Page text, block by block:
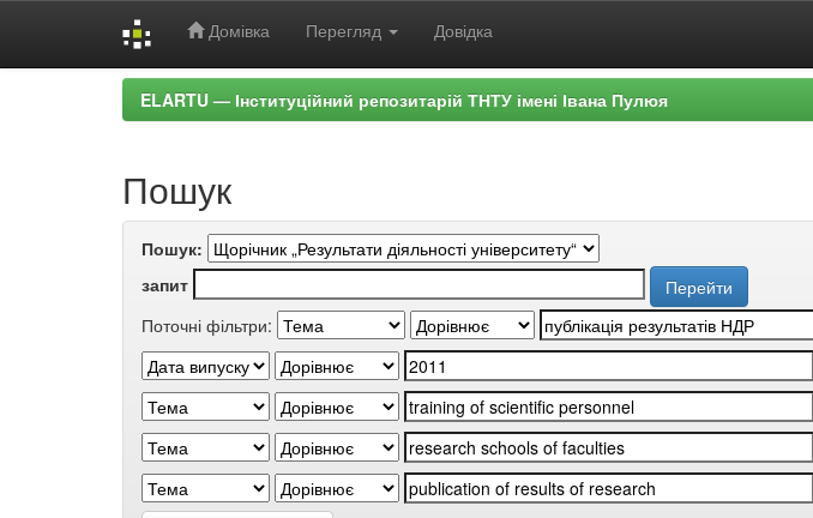
Домівка Перегляд Довідка
ELARTU — Інституційний репозитарій ТНТУ імені Івана Пулюя
Пошук
Пошук:
запит
Поточні фільтри: